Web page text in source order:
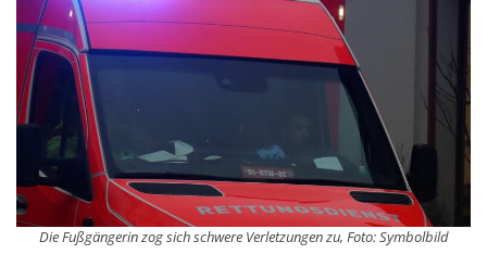
Die Fußgängerin zog sich schwere Verletzungen zu, Foto: Symbolbild